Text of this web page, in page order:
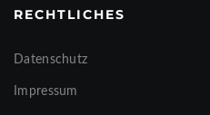
RECHTLICHES
Datenschutz
Impressum